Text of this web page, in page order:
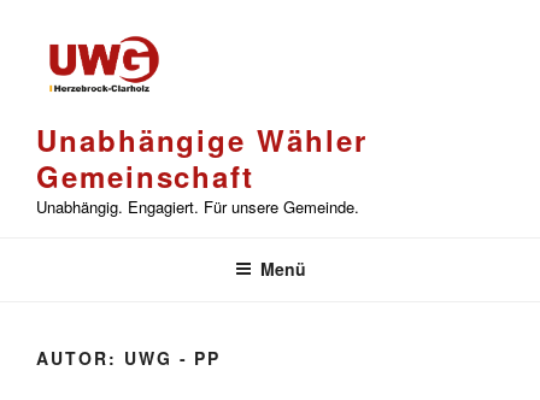
springen
Unabhängige Wähler
Gemeinschaft
Unabhängig. Engagiert. Für unsere Gemeinde.
Menü
AUTOR: UWG - PP